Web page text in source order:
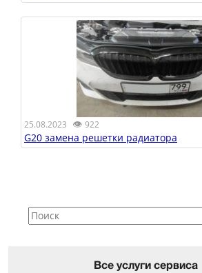
25.08.2023 👁 922
G20 замена решетки радиатора
Все услуги сервиса